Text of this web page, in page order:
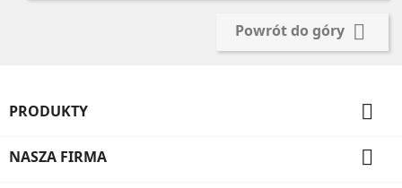
Powrót do góry 
PRODUKTY 
NASZA FIRMA 